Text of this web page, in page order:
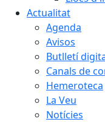
Actualitat
Agenda
Avisos
Butlletí
Canals de
Hemeroteca
La Veu
Notícies